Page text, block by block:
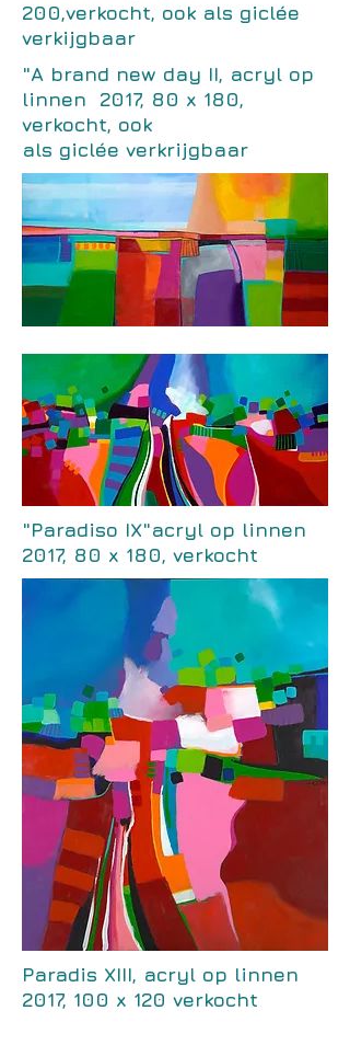
200,verkocht, ook als giclée
verkijgbaar
"A brand new day II, acryl op
linnen 2017, 80 x 180,
verkocht, ook
als giclée verkrijgbaar
"Paradiso IX"acryl op linnen
2017, 80 x 180, verkocht
Paradis XIII, acryl op linnen
2017, 100 x 120 verkocht